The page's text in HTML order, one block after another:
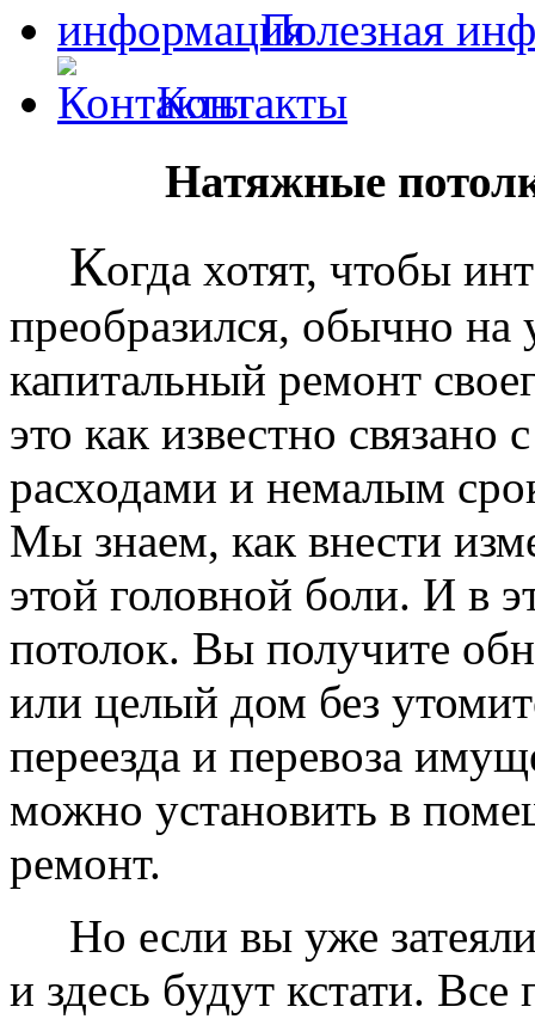
Полезная
Контакты
Натяжные
Когда хотят, чтобы
преобразился, обычно на
капитальный ремонт
это как известно
расходами и немалым
Мы знаем, как внести
этой головной боли. И в
потолок. Вы получите
или целый дом без
переезда и перевоза
можно установить в
ремонт.
Но если вы уже
и здесь будут кстати.